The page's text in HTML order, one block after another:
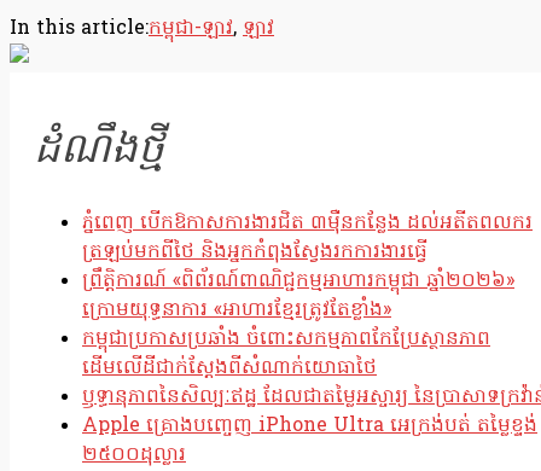
Link
In this article:កម្ពុជា-ឡាវ, ឡាវ
ដំណឹងថ្មី
ភ្នំពេញ បើកឱកាសការងារជិត ៣ម៉ឺនកន្លែង ដល់អតីតពលករ
ត្រឡប់មកពីថៃ និងអ្នកកំពុងស្វែងរកការងារធ្វើ
ព្រឹត្តិការណ៍ «ពិព័រណ៍ពាណិជ្ជកម្មអាហារកម្ពុជា ឆ្នាំ២០២៦»
ក្រោមយុទ្ធនាការ «អាហារខ្មែរត្រូវតែខ្លាំង»
កម្ពុជាប្រកាសប្រឆាំង ចំពោះសកម្មភាពកែប្រែស្ថានភាព
ដើមលើដីជាក់ស្តែងពីសំណាក់យោធាថៃ
ឫទ្ធានុភាពនៃសិល្បៈឥដ្ឋ ដែលជាតម្លៃអស្ចារ្យ នៃប្រាសាទក្រវ៉
Apple គ្រោងបញ្ចេញ iPhone Ultra អេក្រង់បត់ តម្លៃខ្ទង់
២៥០០ដុល្លារ